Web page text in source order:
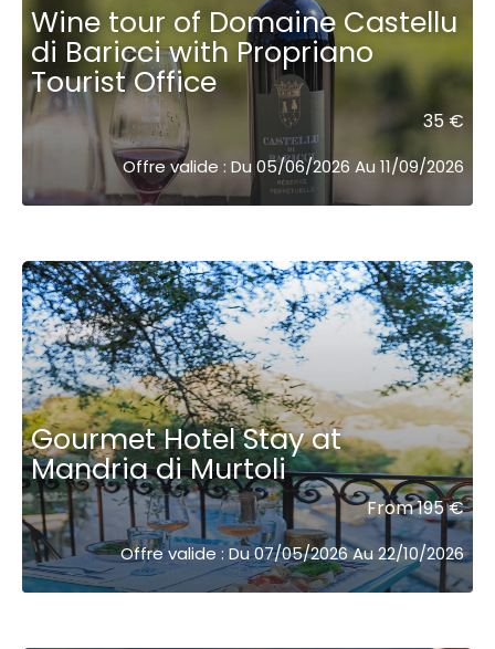
Wine tour of Domaine Castellu
di Baricci with Propriano
Tourist Office
35 €
Offre valide : Du 05/06/2026 Au 11/09/2026
Gourmet Hotel Stay at
Mandria di Murtoli
From 195 €
Offre valide : Du 07/05/2026 Au 22/10/2026